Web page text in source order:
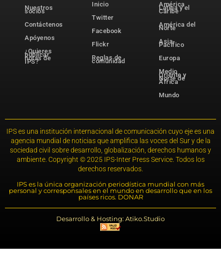
Nuestros
socios
Contáctenos
Apóyenos
¿Quieres
publicar
notas de
IPS?
Inicio
Twitter
Facebook
Flickr
Reglas de
comunidad
América
Latina y el
Caribe
América del
Norte
Asia-
Pacífico
Europa
Medio
Oriente y
Norte de
África
Mundo
IPS es una institución internacional de comunicación cuyo eje es una
agencia mundial de noticias que amplifica las voces del Sur y de la
sociedad civil sobre desarrollo, globalización, derechos humanos y
ambiente. Copyright © 2025 IPS-Inter Press Service. Todos los
derechos reservados.
IPS es la única organización periodística mundial con más
personal y corresponsales en el mundo en desarrollo que en los
países ricos. DONAR
Desarrollo & Hosting: Atiko.Studio